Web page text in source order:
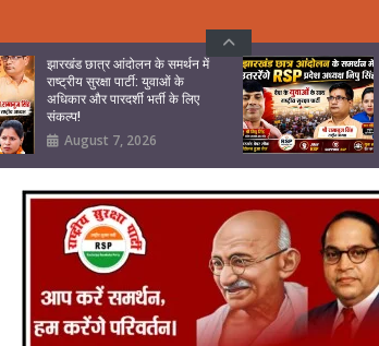
झारखंड छात्र आंदोलन के समर्थन में
राष्ट्रीय सुरक्षा पार्टी: युवाओं के
अधिकार और पारदर्शी भर्ती के लिए
संकल्प!
August 7, 2026